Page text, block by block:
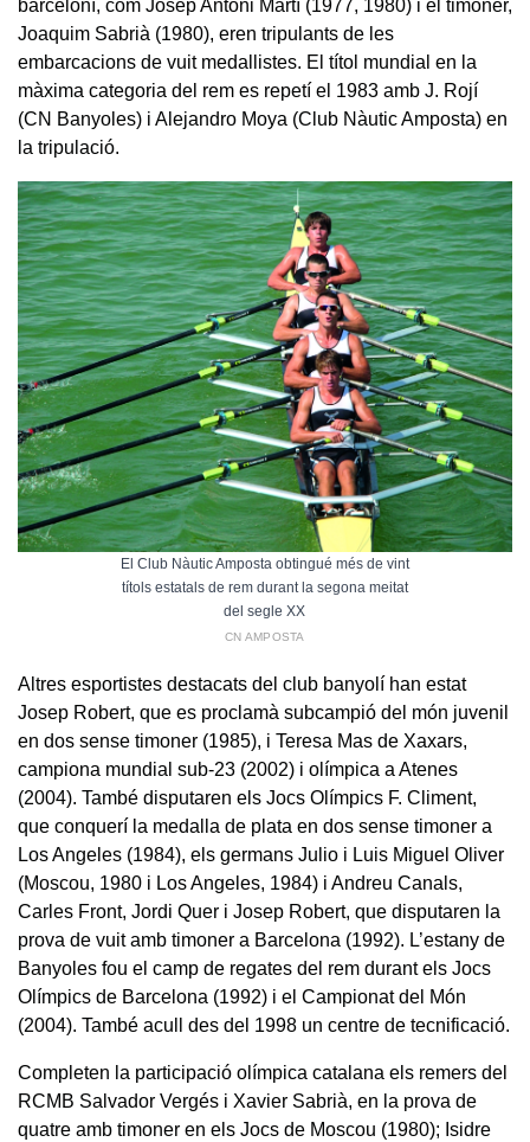
barceloní, com Josep Antoni Martí (1977, 1980) i el timoner,
Joaquim Sabrià (1980), eren tripulants de les
embarcacions de vuit medallistes. El títol mundial en la
màxima categoria del rem es repetí el 1983 amb J. Rojí
(CN Banyoles) i Alejandro Moya (Club Nàutic Amposta) en
la tripulació.
El Club Nàutic Amposta obtingué més de vint
títols estatals de rem durant la segona meitat
del segle XX
CN AMPOSTA
Altres esportistes destacats del club banyolí han estat
Josep Robert, que es proclamà subcampió del món juvenil
en dos sense timoner (1985), i Teresa Mas de Xaxars,
campiona mundial sub-23 (2002) i olímpica a Atenes
(2004). També disputaren els Jocs Olímpics F. Climent,
que conquerí la medalla de plata en dos sense timoner a
Los Angeles (1984), els germans Julio i Luis Miguel Oliver
(Moscou, 1980 i Los Angeles, 1984) i Andreu Canals,
Carles Front, Jordi Quer i Josep Robert, que disputaren la
prova de vuit amb timoner a Barcelona (1992). L’estany de
Banyoles fou el camp de regates del rem durant els Jocs
Olímpics de Barcelona (1992) i el Campionat del Món
(2004). També acull des del 1998 un centre de tecnificació.
Completen la participació olímpica catalana els remers del
RCMB Salvador Vergés i Xavier Sabrià, en la prova de
quatre amb timoner en els Jocs de Moscou (1980); Isidre